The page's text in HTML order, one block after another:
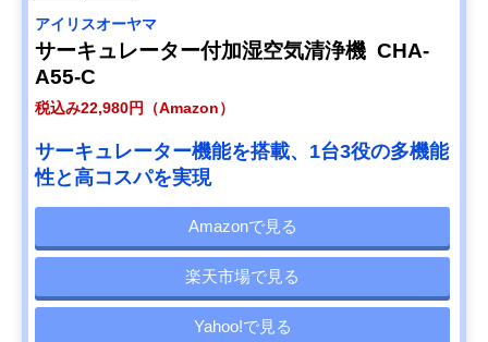
アイリスオーヤマ
サーキュレーター付加湿空気清浄機 CHA-
A55-C
税込み22,980円（Amazon）
サーキュレーター機能を搭載、1台3役の多機能
性と高コスパを実現
Amazonで見る
楽天市場で見る
Yahoo!で見る